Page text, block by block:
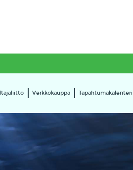
Verkkokauppa Tapahtumakalenteri